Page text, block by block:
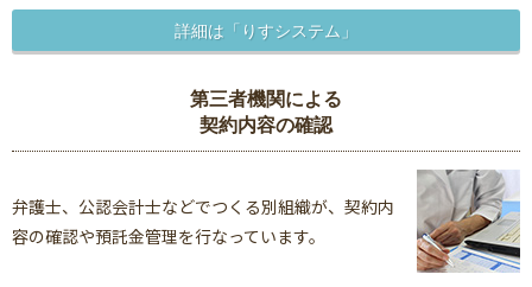
詳細は「りすシステム」
第三者機関による
契約内容の確認
弁護士、公認会計士などでつくる別組織が、契約内
容の確認や預託金管理を行なっています。